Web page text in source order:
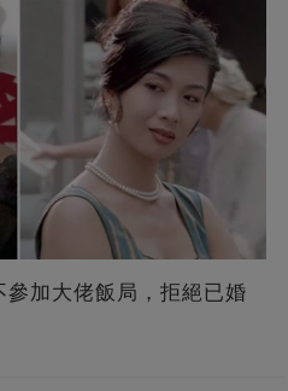
加大佬飯局，拒絕已婚